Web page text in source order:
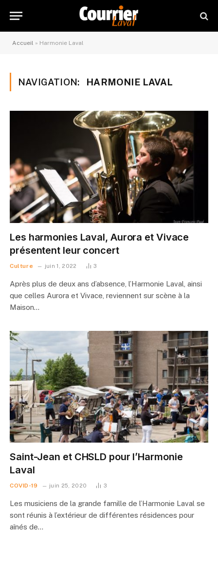
Accueil » Harmonie Laval
NAVIGATION: HARMONIE LAVAL
Les harmonies Laval, Aurora et Vivace
présentent leur concert
Culture juin 1, 2022 3
Après plus de deux ans d’absence, l’Harmonie Laval, ainsi
que celles Aurora et Vivace, reviennent sur scène à la
Maison…
Saint-Jean et CHSLD pour l’Harmonie
Laval
COVID-19 juin 25, 2020 3
Les musiciens de la grande famille de l’Harmonie Laval se
sont réunis à l’extérieur de différentes résidences pour
aînés de…